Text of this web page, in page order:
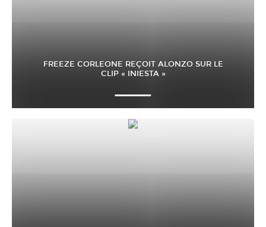
FREEZE CORLEONE REÇOIT ALONZO SUR LE
CLIP « INIESTA »